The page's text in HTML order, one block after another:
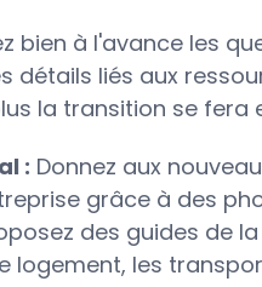
bien à l'avance les
liés aux
la transition se fera
: Donnez aux
grâce à des
des guides de
logement, les